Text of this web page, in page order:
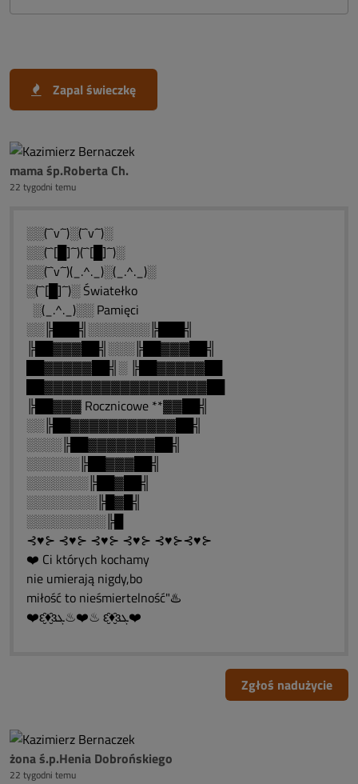
Zapal świeczkę
mama śp.Roberta Ch.
22 tygodni temu
░░(¯`v´¯)░(¯`v´¯)░
░░(¯`[█]´¯)(¯`[█]´¯)░
░░(¯`v´¯)(_.^._)░(_.^._)░
░(¯`[█]´¯)░ Światełko
░(_.^._)░░ Pamięci
░░╠███╣░░░░░░░╠███╣
╠██▓▓▓██╣░░░╠██▓▓▓██╣
██▓▓▓▓▓██╣░ ╠██▓▓▓▓▓██
██▓▓▓▓▓▓▓▓▓▓▓▓▓▓▓▓▓██
╠██▓▓▓ Rocznicowe **▓▓██╣
░░╠██▓▓▓▓▓▓▓▓▓▓▓██╣
░░░░╠██▓▓▓▓▓▓▓██╣
░░░░░░╠██▓▓▓██╣
░░░░░░░╠██▓██╣
░░░░░░░░╠█▓█╣
░░░░░░░░░╠█
⊰♥⊱ ⊰♥⊱ ⊰♥⊱ ⊰♥⊱ ⊰♥⊱⊰♥⊱
❤️ Ci których kochamy
nie umierają nigdy,bo
miłość to nieśmiertelność"♨️
❤️ԑ̮̑♦̮̑ɜܓ♨❤️♨ ԑ̮̑♦̮̑ɜܓ❤️
Zgłoś nadużycie
żona ś.p.Henia Dobrońskiego
22 tygodni temu